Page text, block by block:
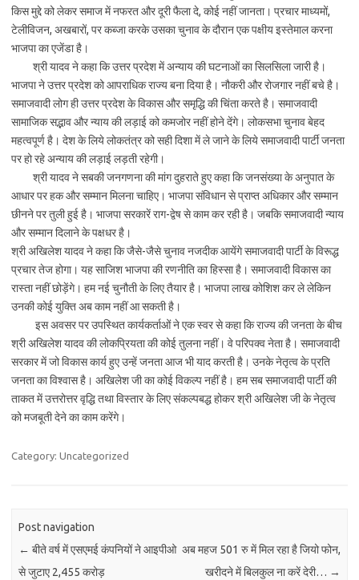
किस मुद्दे को लेकर समाज में नफरत और दूरी फैला दे, कोई नहीं जानता। प्रचार माध्यमों,
टेलीविजन, अखबारों, पर कब्जा करके उसका चुनाव के दौरान एक पक्षीय इस्तेमाल करना
भाजपा का एजेंडा है।
श्री यादव ने कहा कि उत्तर प्रदेश में अन्याय की घटनाओं का सिलसिला जारी है।
भाजपा ने उत्तर प्रदेश को आपराधिक राज्य बना दिया है। नौकरी और रोजगार नहीं बचे है।
समाजवादी लोग ही उत्तर प्रदेश के विकास और समृद्धि की चिंता करते है। समाजवादी
सामाजिक सद्भाव और न्याय की लड़ाई को कमजोर नहीं होने देंगे। लोकसभा चुनाव बेहद
महत्वपूर्ण है। देश के लिये लोकतंत्र को सही दिशा में ले जाने के लिये समाजवादी पार्टी जनता
पर हो रहे अन्याय की लड़ाई लड़ती रहेगी।
श्री यादव ने सबकी जनगणना की मांग दुहराते हुए कहा कि जनसंख्या के अनुपात के
आधार पर हक और सम्मान मिलना चाहिए। भाजपा संविधान से प्राप्त अधिकार और सम्मान
छीनने पर तुली हुई है। भाजपा सरकारें राग-द्वेष से काम कर रही है। जबकि समाजवादी न्याय
और सम्मान दिलाने के पक्षधर है।
श्री अखिलेश यादव ने कहा कि जैसे-जैसे चुनाव नजदीक आयेंगे समाजवादी पार्टी के विरूद्ध
प्रचार तेज होगा। यह साजिश भाजपा की रणनीति का हिस्सा है। समाजवादी विकास का
रास्ता नहीं छोड़ेंगे। हम नई चुनौती के लिए तैयार है। भाजपा लाख कोशिश कर ले लेकिन
उनकी कोई युक्ति अब काम नहीं आ सकती है।
इस अवसर पर उपस्थित कार्यकर्ताओं ने एक स्वर से कहा कि राज्य की जनता के बीच
श्री अखिलेश यादव की लोकप्रियता की कोई तुलना नहीं। वे परिपक्व नेता है। समाजवादी
सरकार में जो विकास कार्य हुए उन्हें जनता आज भी याद करती है। उनके नेतृत्व के प्रति
जनता का विश्वास है। अखिलेश जी का कोई विकल्प नहीं है। हम सब समाजवादी पार्टी की
ताकत में उत्तरोत्तर वृद्धि तथा विस्तार के लिए संकल्पबद्ध होकर श्री अखिलेश जी के नेतृत्व
को मजबूती देने का काम करेंगे।
Category: Uncategorized
Post navigation
← बीते वर्ष में एसएमई कंपनियों ने आइपीओ
से जुटाए 2,455 करोड़
अब महज 501 रु में मिल रहा है जियो फोन,
खरीदने में बिलकुल ना करें देरी… →